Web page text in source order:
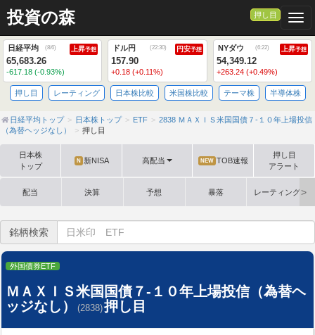
投資の森 押し目
日経平均 (8/6) 上昇予想
65,683.26
-617.18 (-0.93%)
ドル円 (22:30) 円安予想
157.90
+0.18 (+0.11%)
NYダウ (6:22) 上昇予想
54,349.12
+263.24 (+0.49%)
押し目 レーティング 日本株比較 米国株比較 テーマ株 半導体株
日経平均トップ 日本株トップ ETF
2838 ＭＡＸＩＳ米国国債７-１０年上場投信
（為替ヘッジなし）
押し目
日本株
トップ
N 新NISA 高配当 NEW TOB速報
押し目
アラート
配当 決算 予想 暴落 レーティング格
銘柄検索
外国債券ETF
ＭＡＸＩＳ米国国債７-１０年上場投信（為替ヘ
ッジなし）
(2838)押し目